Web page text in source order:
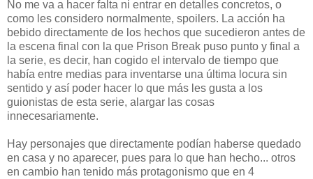
No me va a hacer falta ni entrar en detalles concretos, o
como les considero normalmente, spoilers. La acción ha
bebido directamente de los hechos que sucedieron antes de
la escena final con la que Prison Break puso punto y final a
la serie, es decir, han cogido el intervalo de tiempo que
había entre medias para inventarse una última locura sin
sentido y así poder hacer lo que más les gusta a los
guionistas de esta serie, alargar las cosas
innecesariamente.
Hay personajes que directamente podían haberse quedado
en casa y no aparecer, pues para lo que han hecho... otros
en cambio han tenido más protagonismo que en 4